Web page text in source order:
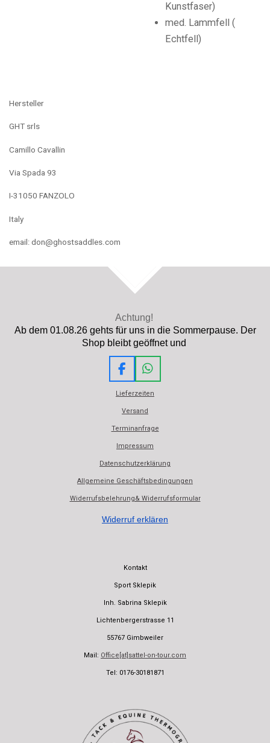
Kunstfaser)
med. Lammfell (
Echtfell)
Hersteller
GHT srls
Camillo Cavallin
Via Spada 93
I-31050 FANZOLO
Italy
email: don@ghostsaddles.com
Achtung!
Ab dem 01.08.26 gehts für uns in die Sommerpause. Der
Shop bleibt geöffnet und
F
a
c
e
o
o
W
h
a
t
A
p
Lieferzeiten
Versand
Terminanfrage
Impressum
Datenschutzerklärung
Allgemeine Geschäftsbedingungen
Widerrufsbelehrung& Widerrufsformular
Widerruf erklären
Kontakt
Sport Sklepik
Inh. Sabrina Sklepik
Lichtenbergerstrasse 11
55767 Gimbweiler
Mail: Office[at]sattel-on-tour.com
Tel: 0176-30181871